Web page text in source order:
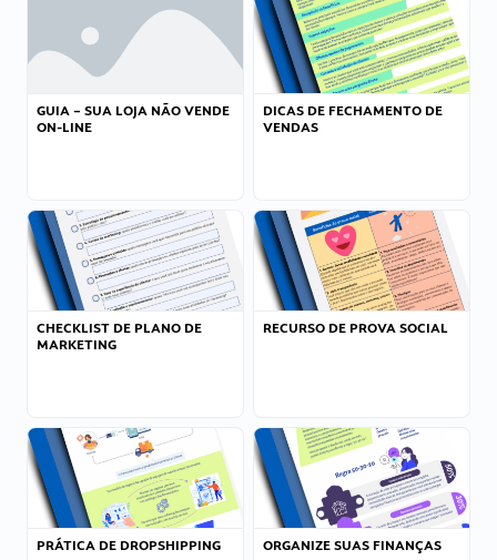
GUIA – SUA LOJA NÃO VENDE
ON-LINE
DICAS DE FECHAMENTO DE
VENDAS
CHECKLIST DE PLANO DE
MARKETING
RECURSO DE PROVA SOCIAL
PRÁTICA DE DROPSHIPPING ORGANIZE SUAS FINANÇAS